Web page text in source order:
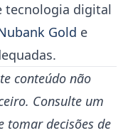
tecnologia digital
Gold e
conteúdo não
Consulte um
tomar decisões de